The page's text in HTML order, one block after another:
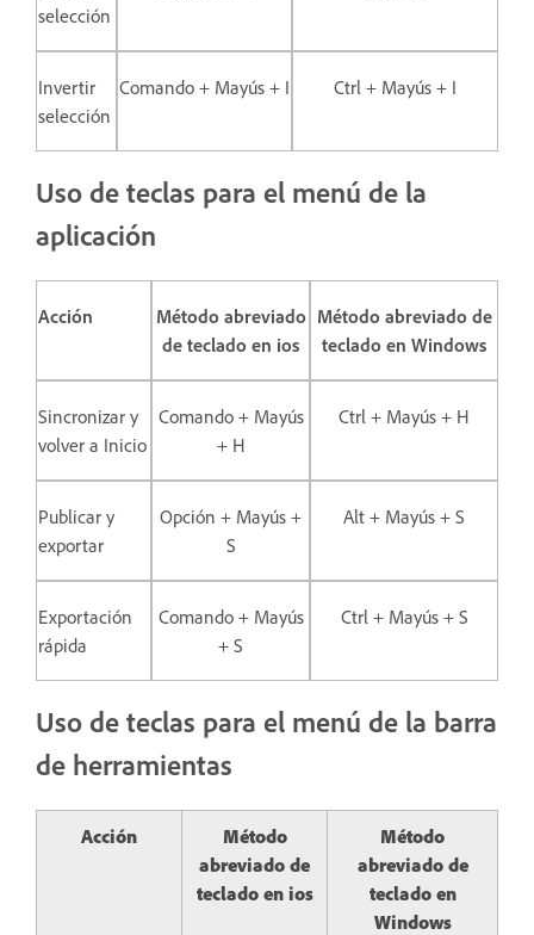
selección
Invertir
selección
Comando + Mayús + I Ctrl + Mayús + I
Uso de teclas para el menú de la
aplicación
Acción
Método abreviado
de teclado en ios
Método abreviado de
teclado en Windows
Sincronizar y
volver a Inicio
Comando + Mayús
+ H
Ctrl + Mayús + H
Publicar y
exportar
Opción + Mayús +
S
Alt + Mayús + S
Exportación
rápida
Comando + Mayús
+ S
Ctrl + Mayús + S
Uso de teclas para el menú de la barra
de herramientas
Acción
Método
abreviado de
teclado en ios
Método
abreviado de
teclado en
Windows